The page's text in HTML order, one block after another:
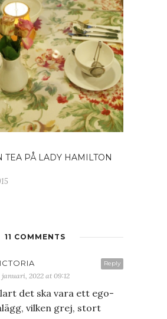
TEA PÅ LADY HAMILTON
11 COMMENTS
Reply
januari, 2022 at 09:12
det ska vara ett ego-
vilken grej, stort